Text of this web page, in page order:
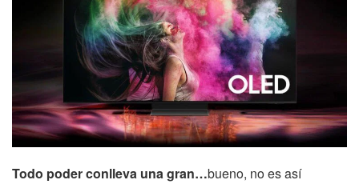
Todo poder conlleva una gran…bueno, no es así